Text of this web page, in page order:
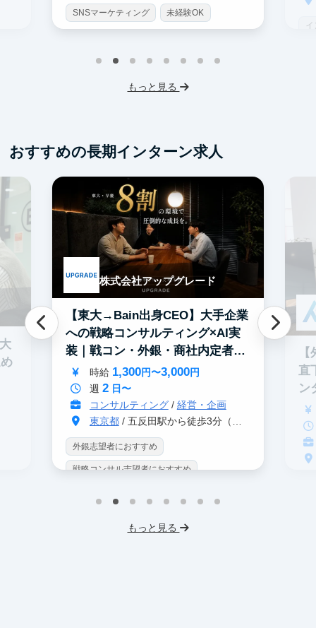
SNSマーケティング 未経験OK
交通費支給
もっと見る
おすすめの長期インターン求人
株式会社アップグレード
【東大→Bain出身CEO】大手企業
への戦略コンサルティング×AI実
装｜戦コン・外銀・商社内定者多
数
時給 1,300円〜3,000円
週 2日〜
コンサルティング/ 経営・企画
東京都/ 五反田駅から徒歩3分（大崎駅から徒歩8分）
外銀志望者におすすめ
戦略コンサル志望者におすすめ
直
ン
もっと見る